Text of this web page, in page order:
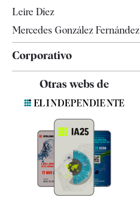
Leire Díez
Mercedes González Fernández
Corporativo
Quiénes somos
Especificaciones
Otras webs de